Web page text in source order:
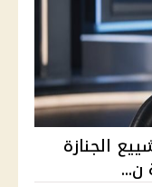
الجنازة
ن...